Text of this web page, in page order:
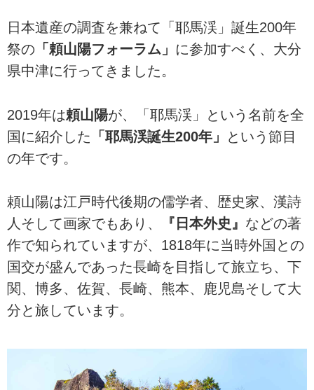
日本遺産の調査を兼ねて「耶馬渓」誕生200年
祭の 「頼山陽フォーラム」 に参加すべく、大分
県中津に行ってきました。
2019年は頼山陽が、「耶馬渓」という名前を全
国に紹介した 「耶馬渓誕生200年」
という節目
の年です。
頼山陽は江戸時代後期の儒学者、歴史家、漢詩
人そして画家でもあり、
『日本外史』 などの著
作で知られていますが、1818年に当時外国との
国交が盛んであった長崎を目指して旅立ち、下
関、博多、佐賀、長崎、熊本、鹿児島そして大
分と旅しています。